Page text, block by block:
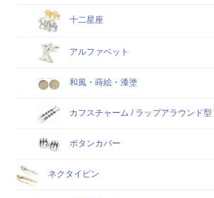
十二星座
アルファベット
和風・蒔絵・漆塗
カフスチャーム / ラップアラウンド型
ボタンカバー
ネクタイピン